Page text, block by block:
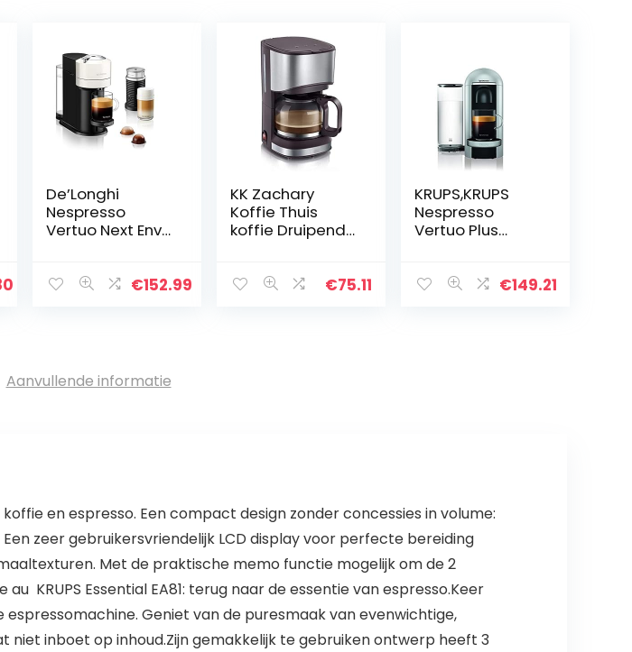
De’Longhi
Nespresso
Vertuo Next Env
Aeroccino €152.99
KK Zachary
Koffie Thuis
koffie Druipende
Thuiskantoor€75.11
KRUPS,KRUPS
Nespresso
Vertuo Plus
ne – CENTRIFUSIE
€149.21
Aanvullende informatie
en espresso. Een compact design zonder concessies in volume:
zeer gebruikersvriendelijk LCD display voor perfecte bereiding
Met de praktische memo functie mogelijk om de 2
KRUPS Essential EA81: terug naar de essentie van espresso.Keer
Geniet van de puresmaak van evenwichtige,
inboet op inhoud.Zijn gemakkelijk te gebruiken ontwerp heeft 3